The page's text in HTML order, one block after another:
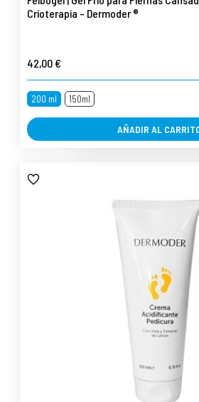
Crioterapia - Dermoder ®
42,00 €
200 ml 150ml
AÑADIR AL